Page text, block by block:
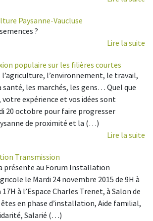
Paysanne-Vaucluse
?
Lire la suite
populaire sur les filières courtes
l’environnement, le travail,
santé, les marchés, les gens… Quel que
expérience et vos idées sont
20 octobre pour faire progresser
de proximité et la (…)
Lire la suite
Transmission
présente au Forum Installation
le Mardi 24 novembre 2015 de 9H à
17H à l’Espace Charles Trenet, à Salon de
êtes en phase d’installation, Aide familial,
Salarié (…)